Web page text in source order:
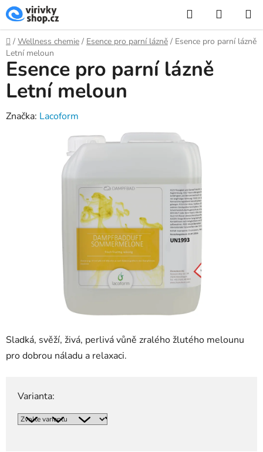
Přejít
na
obsah
Hledat
KOŠÍK
Domů
/ Wellness chemie / Esence pro parní lázně / Esence pro parní lázně
Letní meloun
Sladká, svěží, živá, perlivá vůně zralého žlutého melounu
pro dobrou náladu a relaxaci.
Varianta:
Esence pro parní lázně
Letní meloun
Značka: Lacoform